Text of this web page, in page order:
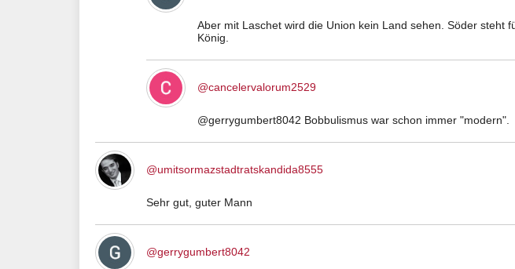
Aber mit Laschet wird die Union kein Land sehen. Söder steht
König.
@cancelervalorum2529
@gerrygumbert8042 Bobbulismus war schon immer "modern".
@umitsormazstadtratskandida8555
Sehr gut, guter Mann
@gerrygumbert8042